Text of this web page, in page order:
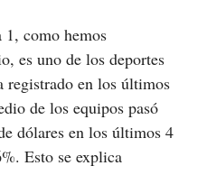
como hemos
es uno de los deportes
registrado en los últimos
de los equipos pasó
dólares en los últimos 4
Esto se explica